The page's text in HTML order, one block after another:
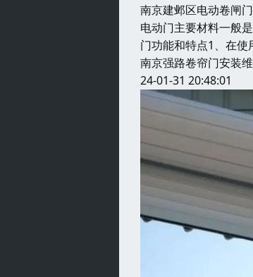
南京建邺区电动卷闸
电动门主要材料一般
门功能和特点1、在
南京强路卷帘门安装
24-01-31 20:48:01